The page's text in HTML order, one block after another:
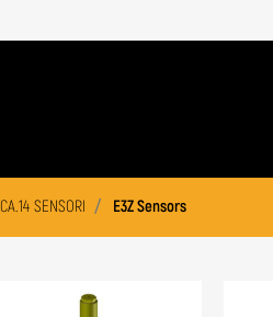
CA.14 SENSORI E3Z Sensors